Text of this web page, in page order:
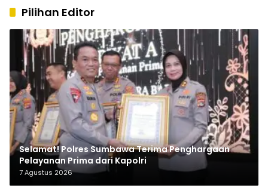
Pilihan Editor
Selamat! Polres Sumbawa Terima Penghargaan
Pelayanan Prima dari Kapolri
7 Agustus 2026